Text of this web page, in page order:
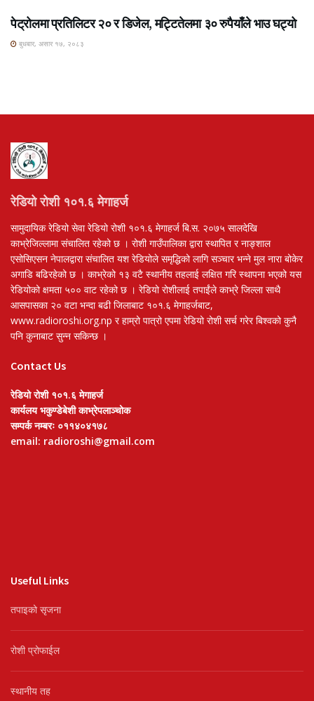
पेट्रोलमा प्रतिलिटर २० र डिजेल, मट्टितेलमा ३० रुपैयाँले भाउ घट्यो
बुधबार, असार १७, २०८३
रेडियो रोशी १०१.६ मेगाहर्ज
सामुदायिक रेडियो सेवा रेडियो रोशी १०१.६ मेगाहर्ज बि.स. २०७५ सालदेखि
काभ्रेजिल्लामा संचालित रहेको छ । रोशी गाउँपालिका द्वारा स्थापित र नाङ्शाल
एसोसिएसन नेपालद्वारा संचालित यश रेडियोले समृद्धिको लागि सञ्चार भन्ने मुल नारा बोकेर
अगाडि बढिरहेको छ । काभ्रेको १३ वटै स्थानीय तहलाई लक्षित गरि स्थापना भएको यस
रेडियोको क्षमता ५०० वाट रहेको छ । रेडियो रोशीलाई तपाईंले काभ्रे जिल्ला साथै
आसपासका २० वटा भन्दा बढी जिलाबाट १०१.६ मेगाहर्जबाट,
www.radioroshi.org.np र हाम्रो पात्रो एपमा रेडियो रोशी सर्च गरेर बिश्वको कुनै
पनि कुनाबाट सुन्न सकिन्छ ।
Contact Us
रेडियो रोशी १०१.६ मेगाहर्ज
कार्यलय भकुण्डेबेशी काभ्रेपलाञ्चोक
सम्पर्क नम्बरः ०११४०४१७८
email: radioroshi@gmail.com
Useful Links
तपाइको सृजना
रोशी प्रोफाईल
स्थानीय तह